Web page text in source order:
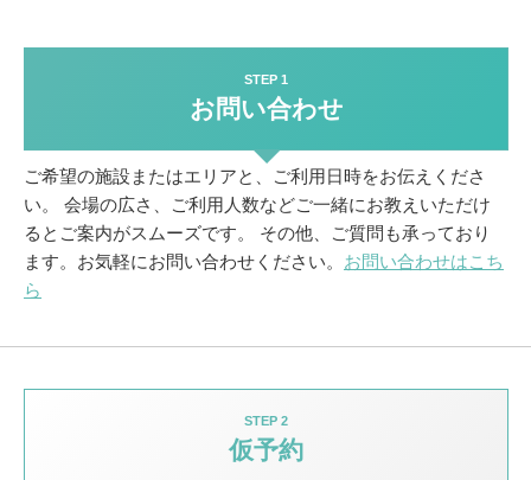
STEP 1
お問い合わせ
ご希望の施設またはエリアと、ご利用日時をお伝えくださ
い。
会場の広さ、ご利用人数などご一緒にお教えいただけ
るとご案内がスムーズです。
その他、ご質問も承っており
ます。お気軽にお問い合わせください。 お問い合わせはこち
ら
STEP 2
仮予約